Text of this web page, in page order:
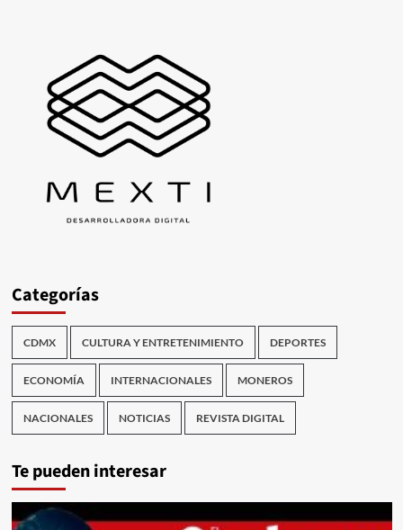
Categorías
CDMX CULTURA Y ENTRETENIMIENTO DEPORTES
ECONOMÍA INTERNACIONALES MONEROS
NACIONALES NOTICIAS REVISTA DIGITAL
Te pueden interesar